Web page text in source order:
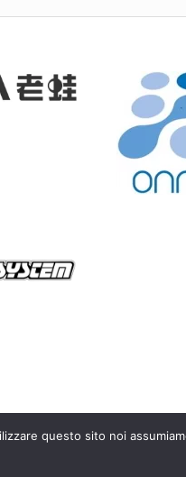
questo sito noi